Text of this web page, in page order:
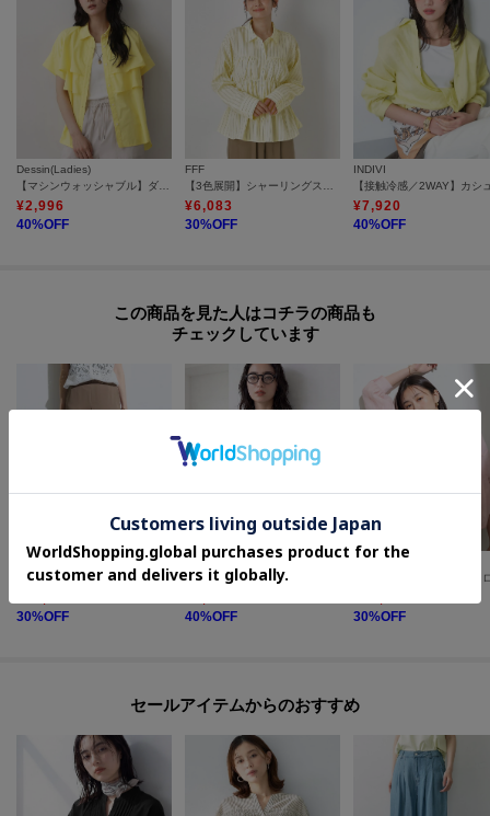
Dessin(Ladies)
【マシンウォッシャブル】ダブルフリルブラウス
¥2,996
40%OFF
FFF
【3色展開】シャーリングストライプシャツ
¥6,083
30%OFF
INDIVI
¥7,920
40%OFF
この商品を見た人はコチラの商品も
チェックしています
INDIVI
【接触冷感／透湿／着る日傘】イージーワイドパンツ
30%OFF
INDIVI
40%OFF
INDIVI
30%OFF
セールアイテムからのおすすめ